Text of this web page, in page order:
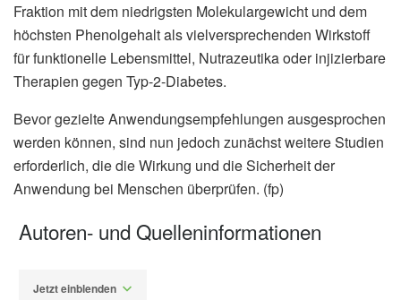
Fraktion mit dem niedrigsten Molekulargewicht und dem
höchsten Phenolgehalt als vielversprechenden Wirkstoff
für funktionelle Lebensmittel, Nutrazeutika oder injizierbare
Therapien gegen Typ-2-Diabetes.
Bevor gezielte Anwendungsempfehlungen ausgesprochen
werden können, sind nun jedoch zunächst weitere Studien
erforderlich, die die Wirkung und die Sicherheit der
Anwendung bei Menschen überprüfen. (fp)
Autoren- und Quelleninformationen
Jetzt einblenden